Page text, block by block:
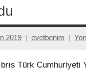
2019 evetbenim
Türk